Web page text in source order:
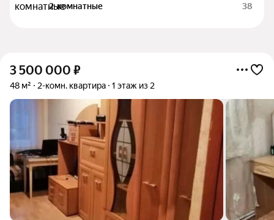
2-комнатные 38
3 500 000 ₽
48 м² 2-комн. квартира 1 этаж из 2